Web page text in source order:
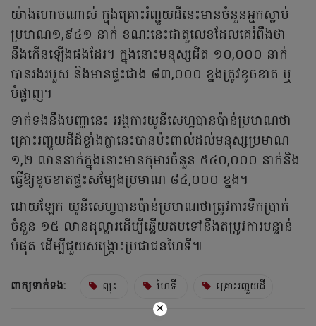
យ៉ាងហោចណាស់ ក្នុងគ្រោះរំញ្ជួយដីនេះមានចំនួនអ្នកស្លាប់
ប្រមាណ១,៩៤១ នាក់ ខណៈនេះជាតួលេខដែលគេរំពឹងថា
នឹងកើនឡើងផងដែរ។ ក្នុងនោះមនុស្សជិត ១០,០០០ នាក់
បានរងរបួស និងមានផ្ទះជាង ៨៣,០០០ ខ្នងត្រូវខូចខាត ឬ
បំផ្លាញ។
ទាក់ទងនឹងបញ្ហានេះ អង្គការយូនីសេហ្វបានប៉ាន់ប្រមាណថា
គ្រោះរញ្ជួយដីដ៏ខ្លាំងក្លានេះបានប៉ះពាល់ដល់មនុស្សប្រមាណ
១,២ លាននាក់ក្នុងនោះមានកុមារចំនួន ៥៤០,០០០ នាក់និង
ធ្វើឱ្យខូចខាតផ្ទះសម្បែងប្រមាណ ៨៤,០០០ ខ្នង។
ដោយឡែក យូនីសេហ្វបានប៉ាន់ប្រមាណថាត្រូវការទឹកប្រាក់
ចំនួន ១៥ លានដុល្លារដើម្បីឆ្លើយតបទៅនឹងតម្រូវការបន្ទាន់
បំផុត ដើម្បីជួយសង្រ្គោះប្រជាជនហៃទី៕
ពាក្យទាក់ទង: ព្យុះ ហៃទី គ្រោះរញ្ជួយដី
×